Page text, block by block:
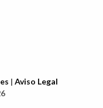
| Aviso Legal